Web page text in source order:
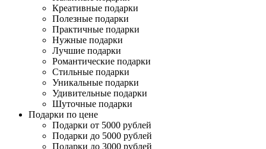
Креативные подарки
Полезные подарки
Практичные подарки
Нужные подарки
Лучшие подарки
Романтические подарки
Стильные подарки
Уникальные подарки
Удивительные подарки
Шуточные подарки
Подарки по цене
Подарки от 5000 рублей
Подарки до 5000 рублей
Подарки до 3000 рублей